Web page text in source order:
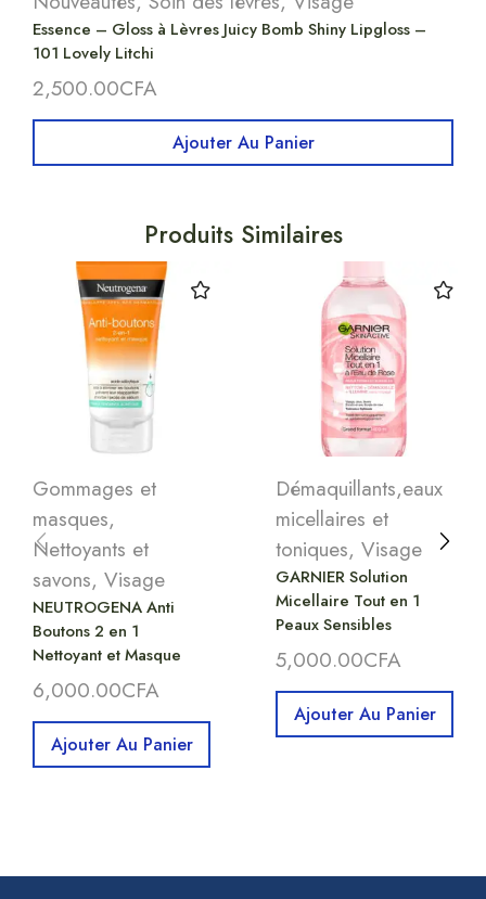
Essence – Gloss à Lèvres Juicy Bomb Shiny Lipgloss –
101 Lovely Litchi
2,500.00CFA
Ajouter Au Panier
Produits Similaires
Gommages et
masques,
Nettoyants et
savons, Visage
NEUTROGENA Anti
Boutons 2 en 1
Nettoyant et Masque
6,000.00CFA
Ajouter Au Panier
Démaquillants,eaux
micellaires et
toniques, Visage
GARNIER Solution
Micellaire Tout en 1
Peaux Sensibles
5,000.00CFA
Ajouter Au Panier